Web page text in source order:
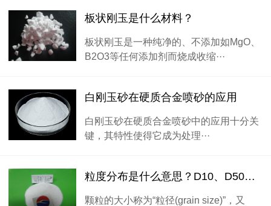
板状刚玉是什么材料？
板状刚玉是一种纯净的、不添加如MgO、
B2O3等任何添加剂而烧成收缩···
白刚玉砂在硬质合金喷砂的应用
白刚玉砂在硬质合金喷砂中的应用十分关
键，其特性使得它成为处理···
粒度分布是什么意思？D10、D50、D90又代表着什么?
颗粒的大小称为“粒径(grain size)”，又